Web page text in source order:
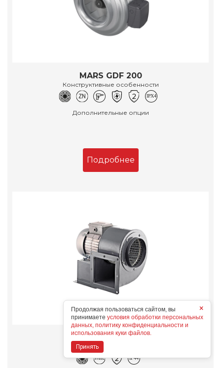
MARS GDF 200
Конструктивные особенности
Дополнительные опции
Подробнее
BURAN 140 2K M L
Конструктивные особенности
×
Продолжая пользоваться сайтом, вы
принимаете условия обработки персональных
данных, политику конфиденциальности и
использования куки файлов.
Принять